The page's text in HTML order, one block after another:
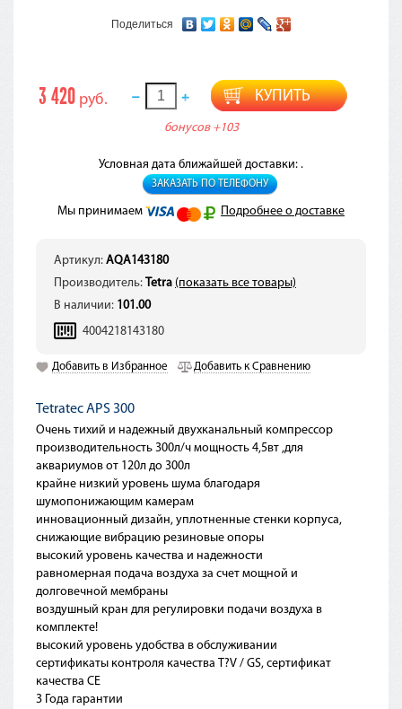
Поделиться
3 420 руб. КУПИТЬ
бонусов +103
Условная дата ближайшей доставки: .
ЗАКАЗАТЬ ПО ТЕЛЕФОНУ
Мы принимаем Подробнее о доставке
Артикул: AQA143180
Производитель: Tetra (показать все товары)
В наличии: 101.00
4004218143180
Добавить в Избранное Добавить к Сравнению
Tetratec APS 300
Очень тихий и надежный двухканальный компрессор
производительность 300л/ч мощность 4,5вт ,для
аквариумов от 120л до 300л
крайне низкий уровень шума благодаря
шумопонижающим камерам
инновационный дизайн, уплотненные стенки корпуса,
снижающие вибрацию резиновые опоры
высокий уровень качества и надежности
равномерная подача воздуха за счет мощной и
долговечной мембраны
воздушный кран для регулировки подачи воздуха в
комплекте!
высокий уровень удобства в обслуживании
сертификаты контроля качества T?V / GS, сертификат
качества CE
3 Года гарантии